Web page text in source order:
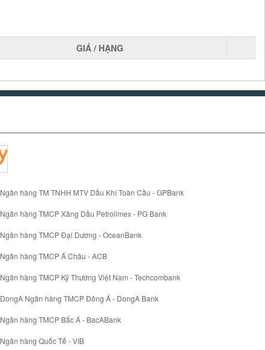
GIÁ / HẠNG
Ngân hàng TM TNHH MTV Dầu Khí Toàn Cầu - GPBank
Ngân hàng TMCP Xăng Dầu Petrolimex - PG Bank
Ngân hàng TMCP Đại Dương - OceanBank
Ngân hàng TMCP Á Châu - ACB
Ngân hàng TMCP Kỹ Thương Việt Nam - Techcombank
DongA Ngân hàng TMCP Đông Á - DongA Bank
Ngân hàng TMCP Bắc Á - BacABank
Ngân hàng Quốc Tế - VIB